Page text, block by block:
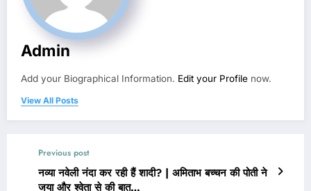
Admin
Add your Biographical Information. Edit your Profile now.
View All Posts
Previous post
नव्या नवेली नंदा कर रही हैं शादी? | अमिताभ बच्चन की पोती ने
जया और श्वेता से की बात…